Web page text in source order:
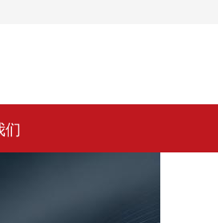
热线：400-0900-836
们